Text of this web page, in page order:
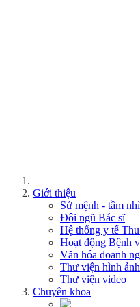
Giới thiệu
Sứ mệnh - tầm
Đội ngũ Bác sĩ
Hệ thống y tế
Hoạt động Bệnh
Văn hóa doanh
Thư viện hình ảnh
Thư viện video
Chuyên khoa